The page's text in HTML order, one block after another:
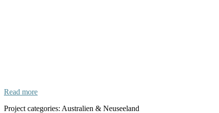
Read more
Project categories: Australien & Neuseeland